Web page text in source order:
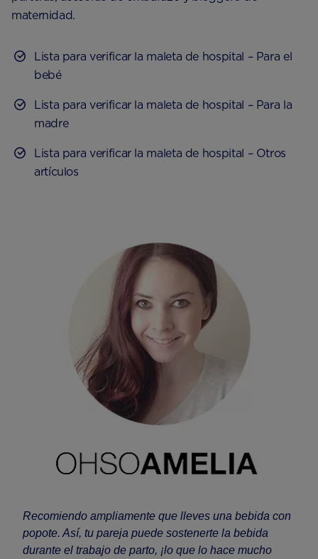
maternidad.
Lista para verificar la maleta de hospital – Para el
bebé
Lista para verificar la maleta de hospital – Para la
madre
Lista para verificar la maleta de hospital – Otros
artículos
Recomiendo ampliamente que lleves una bebida con
popote. Así, tu pareja puede sostenerte la bebida
durante el trabajo de parto, ¡lo que lo hace mucho